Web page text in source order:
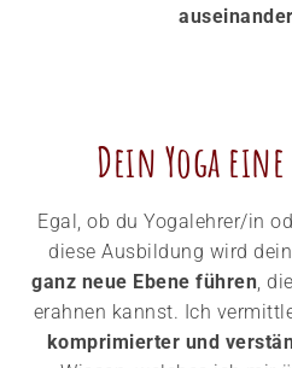
Dein Yoga
Egal, ob du Yogalehrer/in
diese Ausbildung wird
ganz neue Ebene führen,
erahnen kannst. Ich
komprimierter und